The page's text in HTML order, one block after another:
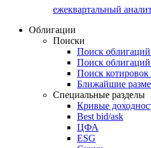
ежеквартальный
Облигации
Поиски
Поиск
Поиск
Поиск котировок
Ближайшие
Специальные разделы
Кривые
Best bid/ask
ЦФА
ESG